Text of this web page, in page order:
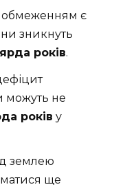
обмеженням є
зникнуть
років.
можуть не
років у
землею
ще